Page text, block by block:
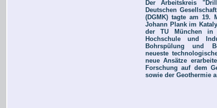
Der Arbeitskreis
Deutschen
(DGMK) tagte am 19.
Johann Plank im
der TU München in
Hochschule und
Bohrspülung und
neueste
neue Ansätze
Forschung auf dem
sowie der Geothermie